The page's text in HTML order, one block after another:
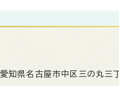
愛知県名古屋市中区三の丸三